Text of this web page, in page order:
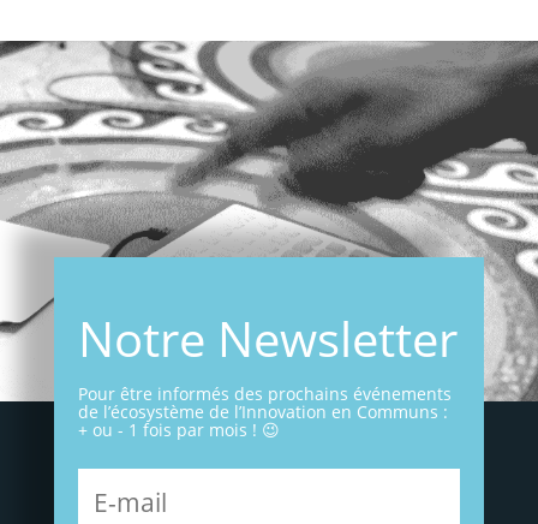
Notre Newsletter
Pour être informés des prochains événements
de l’écosystème de l’Innovation en Communs :
+ ou - 1 fois par mois ! 😉